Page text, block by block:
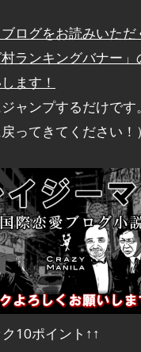
ログをお読みいただ
ランキングバナー」
ます！
ジャンプするだけで
ってきてください！）
10ポイント↑↑